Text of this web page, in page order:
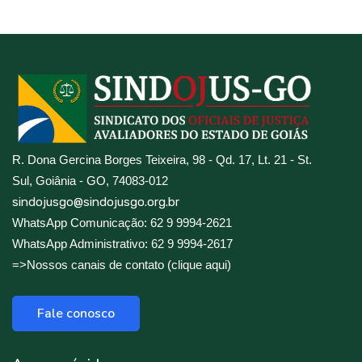
R. Dona Gercina Borges Teixeira, 98 - Qd. 17, Lt. 21 - St.
Sul, Goiânia - GO, 74083-012
sindojusgo@sindojusgo.org.br
WhatsApp Comunicação: 62 9 9994-2621
WhatsApp Administrativo: 62 9 9994-2617
=>Nossos canais de contato (clique aqui)
Fale conosco